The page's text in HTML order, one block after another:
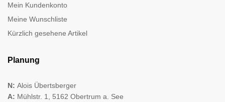
Mein Kundenkonto
Meine Wunschliste
Kürzlich gesehene Artikel
Planung
N: Alois Übertsberger
A: Mühlstr. 1, 5162 Obertrum a. See